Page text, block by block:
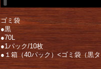
ゴミ袋
●黒
●70L
●1パック/10枚
●１箱（40パック）<ゴミ袋（黒